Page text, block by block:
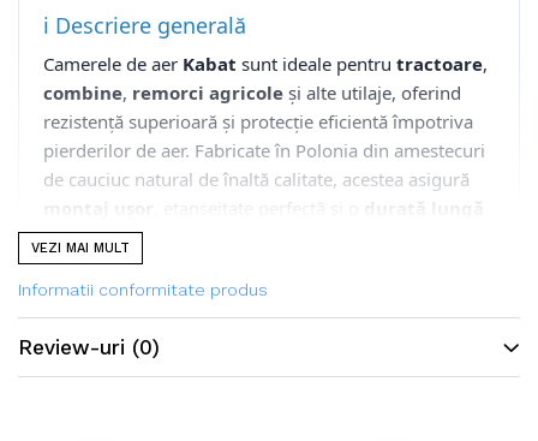
ℹ️ Descriere generală
Camerele de aer Kabat sunt ideale pentru tractoare,
combine, remorci agricole și alte utilaje, oferind
rezistență superioară și protecție eficientă împotriva
pierderilor de aer. Fabricate în Polonia din amestecuri
de cauciuc natural de înaltă calitate, acestea asigură
montaj ușor
, etanșeitate perfectă și o
durată lungă
de viață a anvelopelor agricole
🔎 Caracteristici principale
Produsele Kabat vin cu tipuri de valve variate precum
TR218A, TR15, TR13 sau V3.02.11 și V3.06.8, adaptate
pentru jante agricole, industriale și de camion. De
VEZI MAI MULT
Informatii conformitate produs
Review-uri (0)